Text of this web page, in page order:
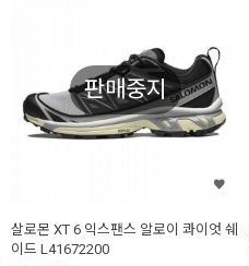
판매중지
살로몬 XT 6 익스팬스 알로이 콰이엇 쉐
이드 L41672200